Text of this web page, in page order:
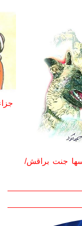
أيام كندية